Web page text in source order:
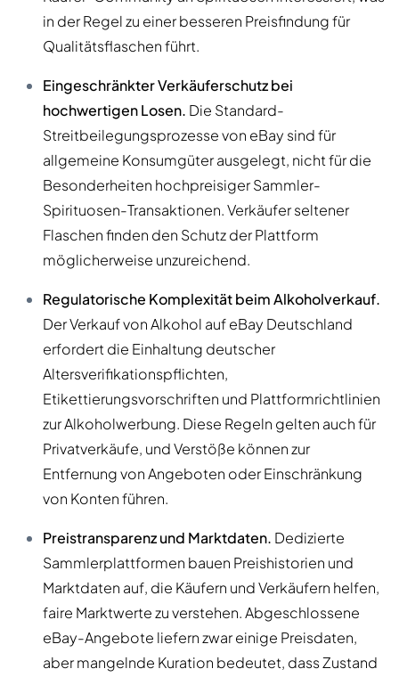
in der Regel zu einer besseren Preisfindung für
Qualitätsflaschen führt.
Eingeschränkter Verkäuferschutz bei
hochwertigen Losen. Die Standard-
Streitbeilegungsprozesse von eBay sind für
allgemeine Konsumgüter ausgelegt, nicht für die
Besonderheiten hochpreisiger Sammler-
Spirituosen-Transaktionen. Verkäufer seltener
Flaschen finden den Schutz der Plattform
möglicherweise unzureichend.
Regulatorische Komplexität beim Alkoholverkauf.
Der Verkauf von Alkohol auf eBay Deutschland
erfordert die Einhaltung deutscher
Altersverifikationspflichten,
Etikettierungsvorschriften und Plattformrichtlinien
zur Alkoholwerbung. Diese Regeln gelten auch für
Privatverkäufe, und Verstöße können zur
Entfernung von Angeboten oder Einschränkung
von Konten führen.
Preistransparenz und Marktdaten. Dedizierte
Sammlerplattformen bauen Preishistorien und
Marktdaten auf, die Käufern und Verkäufern helfen,
faire Marktwerte zu verstehen. Abgeschlossene
eBay-Angebote liefern zwar einige Preisdaten,
aber mangelnde Kuration bedeutet, dass Zustand